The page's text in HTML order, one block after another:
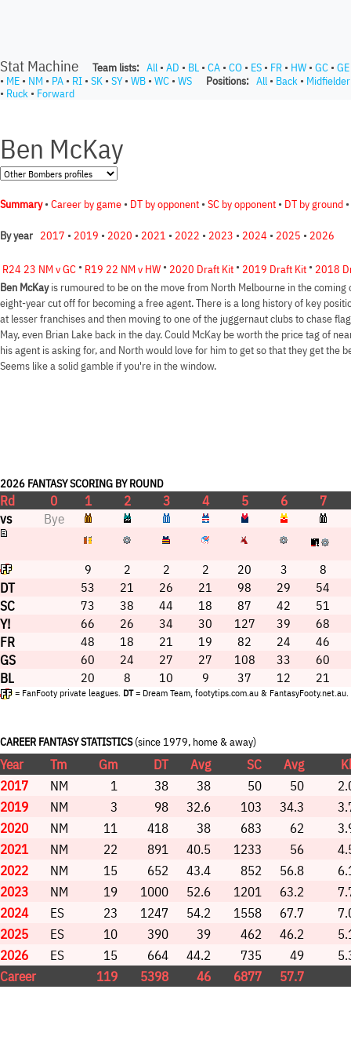
Stat Machine Team lists: All • AD • BL • CA • CO • ES • FR • HW • GC • GE
• ME • NM • PA • RI • SK • SY• WB • WC • WS Positions: All • Back • Midfielder
• Ruck • Forward